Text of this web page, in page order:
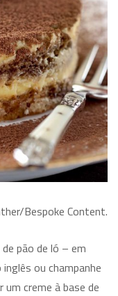
Bespoke Content.
pão de ló – em
ou champanhe
creme à base de